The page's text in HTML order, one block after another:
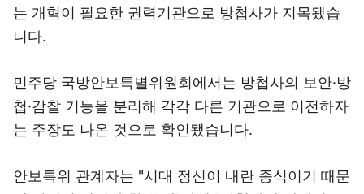
는 개혁이 필요한 권력기관으로 방첩사가 지목됐습
니다.
민주당 국방안보특별위원회에서는 방첩사의 보안·방
첩·감찰 기능을 분리해 각각 다른 기관으로 이전하자
는 주장도 나온 것으로 확인됐습니다.
안보특위 관계자는 "시대 정신이 내란 종식이기 때문